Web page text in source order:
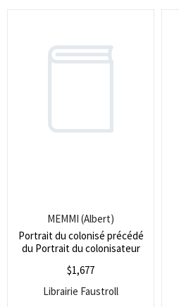
Portrait du colonisé précédé
du Portrait du colonisateur
MEMMI (Albert)
$1,677
Librairie Faustroll